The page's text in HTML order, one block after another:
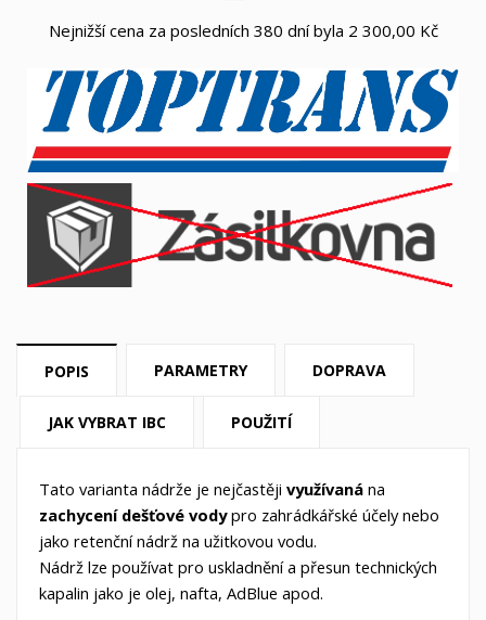
Nejnižší cena za posledních 380 dní byla 2 300,00 Kč
POPIS PARAMETRY DOPRAVA
JAK VYBRAT IBC POUŽITÍ
Tato varianta nádrže je nejčastěji využívaná na
zachycení dešťové vodypro zahrádkářské účely nebo
jako retenční nádrž na užitkovou vodu.
Nádrž lze používat pro uskladnění a přesun technických
kapalin jako je olej, nafta, AdBlue apod.